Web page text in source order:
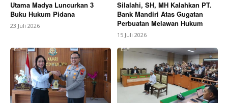
Utama Madya Luncurkan 3
Buku Hukum Pidana
23 Juli 2026
Silalahi, SH, MH Kalahkan PT.
Bank Mandiri Atas Gugatan
Perbuatan Melawan Hukum
15 Juli 2026